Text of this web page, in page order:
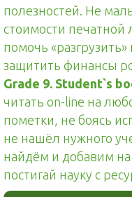
полезностей. Не
стоимости
помочь
защитить финансы
Grade 9. Student`s
читать on-line на
пометки, не боясь
не нашёл нужного
найдём и добавим на
постигай науку с